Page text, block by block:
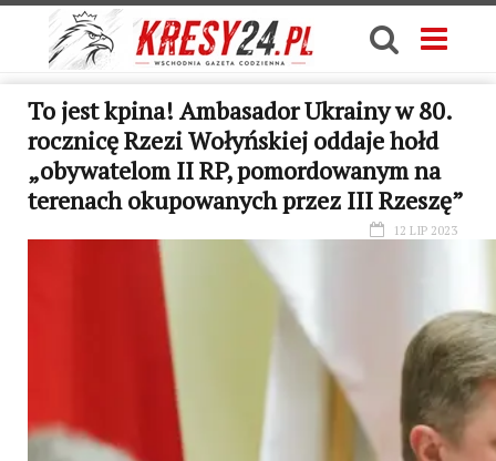
To jest kpina! Ambasador Ukrainy w 80.
rocznicę Rzezi Wołyńskiej oddaje hołd
„obywatelom II RP, pomordowanym na
terenach okupowanych przez III Rzeszę”
12 LIP 2023